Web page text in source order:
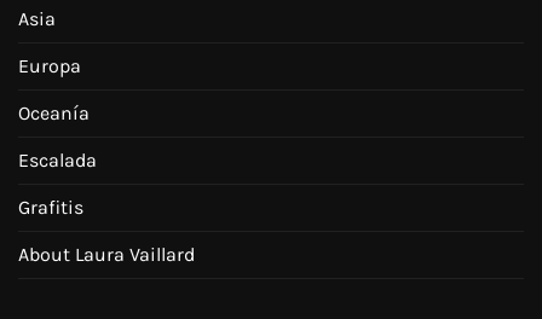
Asia
Europa
Oceanía
Escalada
Grafitis
About Laura Vaillard